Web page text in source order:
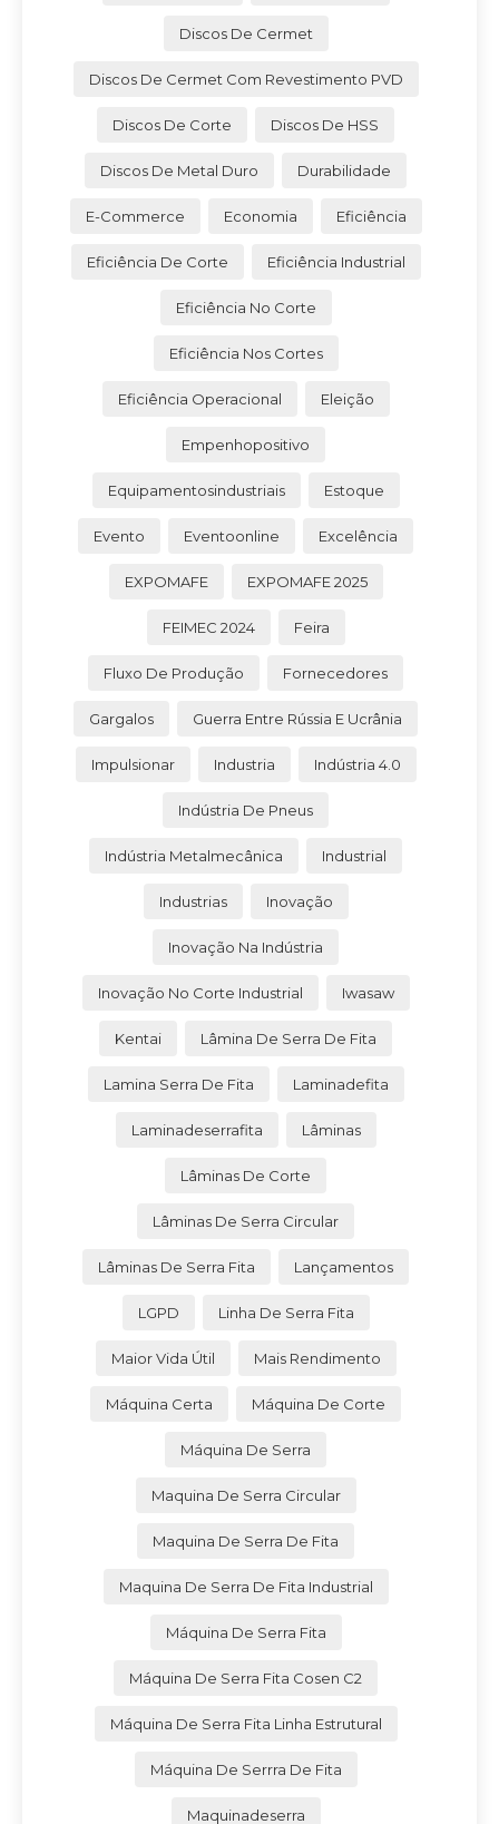
Discos De Cermet
Discos De Cermet Com Revestimento PVD
Discos De Corte Discos De HSS
Discos De Metal Duro Durabilidade
E-Commerce Economia Eficiência
Eficiência De Corte Eficiência Industrial
Eficiência No Corte
Eficiência Nos Cortes
Eficiência Operacional Eleição
Empenhopositivo
Equipamentosindustriais Estoque
Evento Eventoonline Excelência
EXPOMAFE EXPOMAFE 2025
FEIMEC 2024 Feira
Fluxo De Produção Fornecedores
Gargalos Guerra Entre Rússia E Ucrânia
Impulsionar Industria Indústria 4.0
Indústria De Pneus
Indústria Metalmecânica Industrial
Industrias Inovação
Inovação Na Indústria
Inovação No Corte Industrial Iwasaw
Kentai Lâmina De Serra De Fita
Lamina Serra De Fita Laminadefita
Laminadeserrafita Lâminas
Lâminas De Corte
Lâminas De Serra Circular
Lâminas De Serra Fita Lançamentos
LGPD Linha De Serra Fita
Maior Vida Útil Mais Rendimento
Máquina Certa Máquina De Corte
Máquina De Serra
Maquina De Serra Circular
Maquina De Serra De Fita
Maquina De Serra De Fita Industrial
Máquina De Serra Fita
Máquina De Serra Fita Cosen C2
Máquina De Serra Fita Linha Estrutural
Máquina De Serrra De Fita
Maquinadeserra